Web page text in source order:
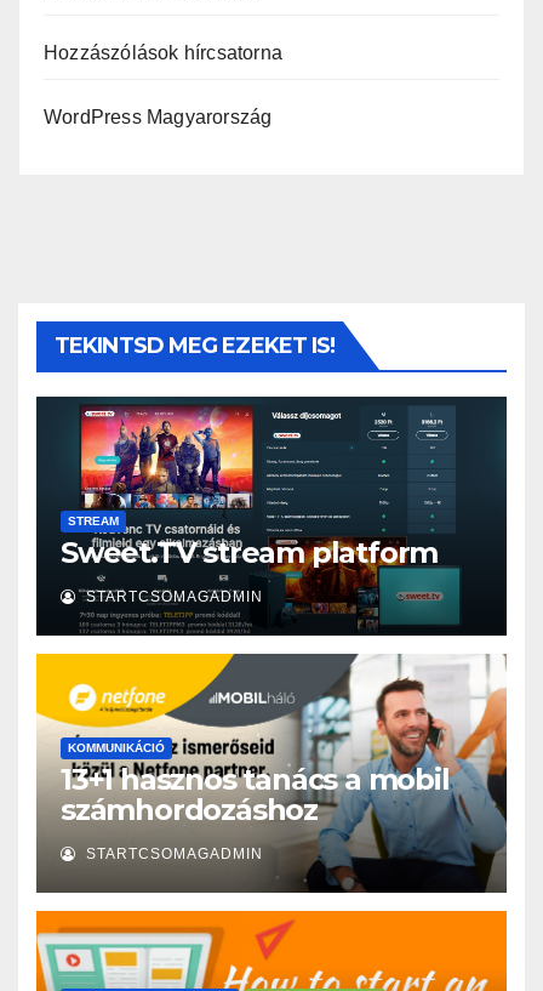
Hozzászólások hírcsatorna
WordPress Magyarország
TEKINTSD MEG EZEKET IS!
STREAM
Sweet.TV stream platform
STARTCSOMAGADMIN
KOMMUNIKÁCIÓ
13+1 hasznos tanács a mobil
számhordozáshoz
STARTCSOMAGADMIN